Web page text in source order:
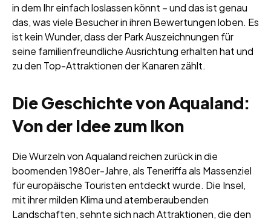
in dem Ihr einfach loslassen könnt – und das ist genau
das, was viele Besucher in ihren Bewertungen loben. Es
ist kein Wunder, dass der Park Auszeichnungen für
seine familienfreundliche Ausrichtung erhalten hat und
zu den Top-Attraktionen der Kanaren zählt.
Die Geschichte von Aqualand:
Von der Idee zum Ikon
Die Wurzeln von Aqualand reichen zurück in die
boomenden 1980er-Jahre, als Teneriffa als Massenziel
für europäische Touristen entdeckt wurde. Die Insel,
mit ihrer milden Klima und atemberaubenden
Landschaften, sehnte sich nach Attraktionen, die den